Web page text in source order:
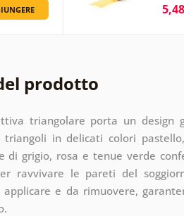
prodotto
triangolare porta un design
in delicati colori
di grigio, rosa e tenue verde
ravvivare le pareti del
e da rimuovere,